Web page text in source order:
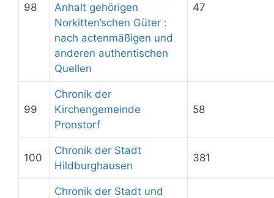
98
Anhalt gehörigen
Norkitten’schen Güter :
nach actenmäßigen und
anderen authentischen
Quellen
47
99
Chronik der
Kirchengemeinde
Pronstorf
58
100
Chronik der Stadt
Hildburghausen
381
Chronik der Stadt und